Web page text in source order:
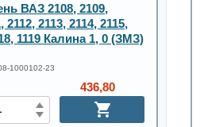
ВАЗ 2108, 2109,
2112, 2113, 2114, 2115,
1119 Калина 1, 0 (ЗМЗ)
1000102-23
436,80